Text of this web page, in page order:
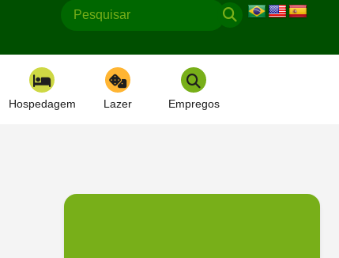
Hospedagem Lazer Empregos